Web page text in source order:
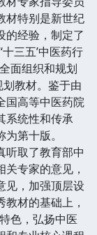
材特别是新世纪
的经验，制定了
十三五’中医药行
面组织和规划
划教材。鉴于由
国高等中医药院
系统性和传承
第十版。
取了教育部中
专家的意见，
见，加强顶层设
材的基础上，
色，弘扬中医